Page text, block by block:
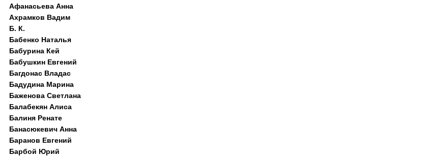
Афанасьева Анна
Ахрамков Вадим
Б. К.
Бабенко Наталья
Бабурина Кей
Бабушкин Евгений
Багдонас Владас
Бадудина Марина
Баженова Светлана
Балабекян Алиса
Балиня Ренате
Банасюкевич Анна
Баранов Евгений
Барбой Юрий